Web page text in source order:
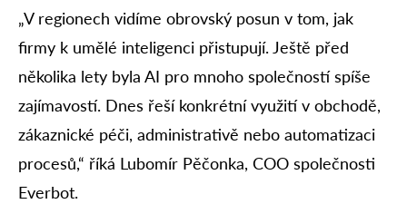
„V regionech vidíme obrovský posun v tom, jak
firmy k umělé inteligenci přistupují. Ještě před
několika lety byla AI pro mnoho společností spíše
zajímavostí. Dnes řeší konkrétní využití v obchodě,
zákaznické péči, administrativě nebo automatizaci
procesů,“ říká Lubomír Pěčonka, COO společnosti
Everbot.